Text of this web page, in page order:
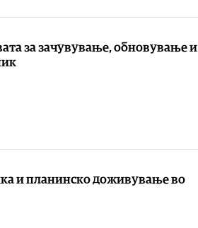
за зачувување, обновување и
и планинско доживување во